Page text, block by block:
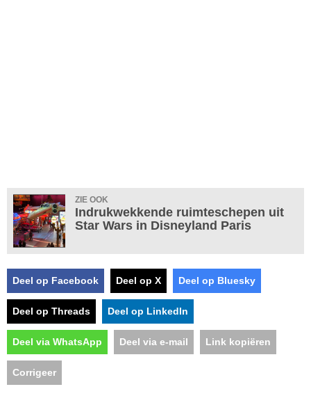
ZIE OOK
Indrukwekkende ruimteschepen uit
Star Wars in Disneyland Paris
Deel op Facebook Deel op X Deel op Bluesky
Deel op Threads Deel op LinkedIn
Deel via WhatsApp Deel via e-mail Link kopiëren
Corrigeer